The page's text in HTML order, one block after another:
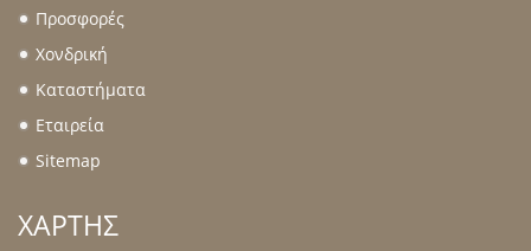
. Προσφορές
. Χονδρική
. Καταστήματα
. Εταιρεία
. Sitemap
ΧΑΡΤΗΣ